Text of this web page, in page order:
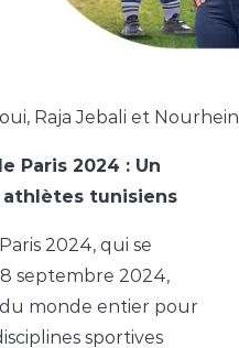
Raja Jebali et
Paris 2024 : Un
tunisiens
2024, qui se
septembre 2024,
monde entier pour
sportives